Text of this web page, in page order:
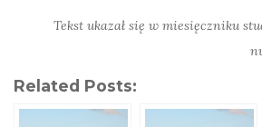
Tekst ukazał się w miesięczniku
Related Posts: